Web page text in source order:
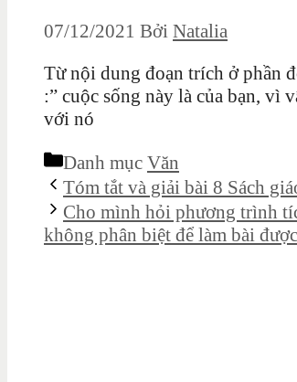
07/12/2021 Bởi Natalia
Từ nội dung đoạn trích ở phần
:” cuộc sống này là của bạn, vì
với nó
Danh mục Văn
Tóm tắt và giải bài 8 Sách
Cho mình hỏi phương trình
không phân biệt để làm bài